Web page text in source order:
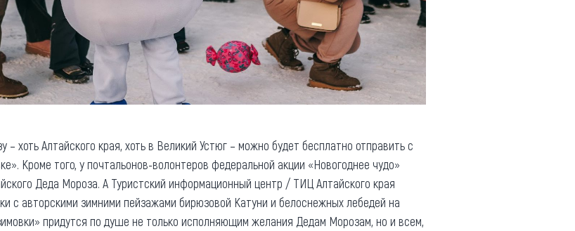
хоть Алтайского края, хоть в Великий Устюг – можно будет бесплатно отправить с
Кроме того, у почтальонов-волонтеров федеральной акции «Новогоднее чудо»
Деда Мороза. А Туристский информационный центр / ТИЦ Алтайского края
с авторскими зимними пейзажами бирюзовой Катуни и белоснежных лебедей на
придутся по душе не только исполняющим желания Дедам Морозам, но и всем,